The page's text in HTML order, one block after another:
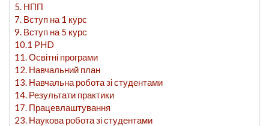
5. НПП
7. Вступ на 1 курс
9. Вступ на 5 курс
10.1 PHD
11. Освітні програми
12. Навчальний план
13. Навчальна робота зі студентами
14. Результати практики
17. Працевлаштування
23. Наукова робота зі студентами